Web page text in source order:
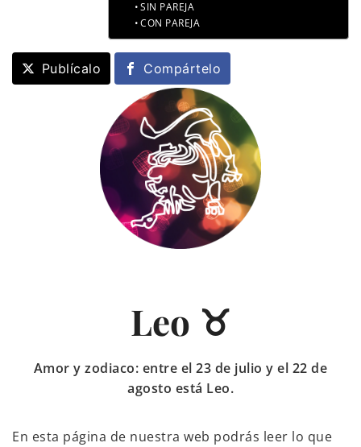
SIN PAREJA
CON PAREJA
Publícalo Compártelo
Leo ♉
Amor y zodiaco: entre el 23 de julio y el 22 de
agosto está Leo.
En esta página de nuestra web podrás leer lo que